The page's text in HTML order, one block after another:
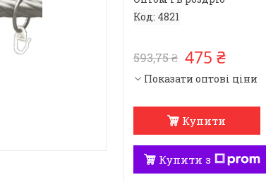
Код: 4821
593,75 ₴ 475 ₴
Показати оптові ціни
Купити
Купити з